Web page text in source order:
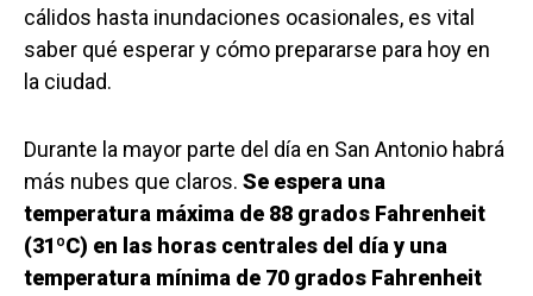
cálidos hasta inundaciones ocasionales, es vital
saber qué esperar y cómo prepararse para hoy en
la ciudad.
Durante la mayor parte del día en San Antonio habrá
más nubes que claros. Se espera una
temperatura máxima de 88 grados Fahrenheit
(31ºC) en las horas centrales del día y una
temperatura mínima de 70 grados Fahrenheit